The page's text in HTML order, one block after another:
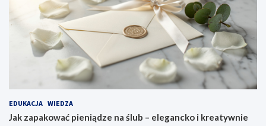
EDUKACJA WIEDZA
Jak zapakować pieniądze na ślub – elegancko i kreatywnie